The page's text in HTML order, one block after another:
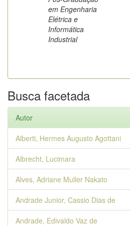
em Engenharia
Elétrica e
Informática
Industrial
Busca facetada
Autor
Alberti, Hermes Augusto Agottani
Albrecht, Lucimara
Alves, Adriane Muller Nakato
Andrade Junior, Cassio Dias de
Andrade, Edivaldo Vaz de